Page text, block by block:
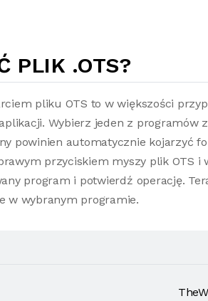
PLIK .OTS?
pliku OTS to w większości
Wybierz jeden z programów
powinien automatycznie kojarzyć
przyciskiem myszy plik OTS i
program i potwierdź operację.
w wybranym programie.